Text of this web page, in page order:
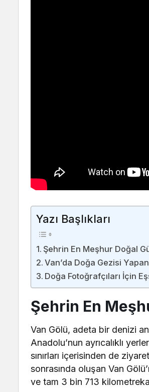
Yazı Başlıkları
Şehrin En Meşhur Doğal
Van’da Doğa Gezisi
Doğa Fotoğrafçıları İçin
Şehrin En
Van Gölü, adeta bir denizi
Anadolu’nun ayrıcalıklı
sınırları içerisinden de
sonrasında oluşan Van
ve tam 3 bin 713